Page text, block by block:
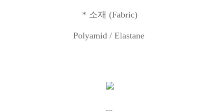
* 소재 (Fabric)
Polyamid / Elastane